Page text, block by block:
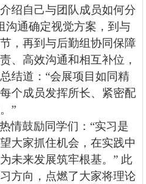
绍自己与团队成员如何分
通确定视觉方案，到与
，再到与后勤组协同保障
、高效沟通和相互补位，
结道：“会展项目如同精
个成员发挥所长、紧密配
”
情鼓励同学们： “实习是
大家抓住机会，在实践中
未来发展筑牢根基。” 此
方向，点燃了大家将理论